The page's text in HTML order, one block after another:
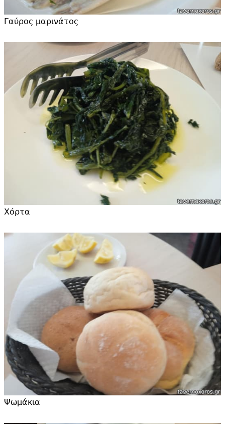
Γαύρος μαρινάτος
Χόρτα
Ψωμάκια